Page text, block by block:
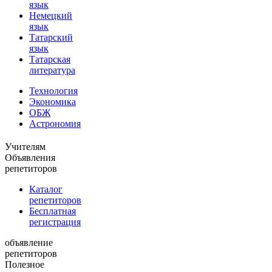
язык
Немецкий
язык
Татарский
язык
Татарская
литература
Технология
Экономика
ОБЖ
Астрономия
Учителям
Объявления
репетиторов
Каталог
репетиторов
Бесплатная
регистрация
объявление
репетиторов
Полезное